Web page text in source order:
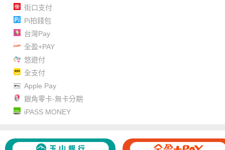
街口支付
Pi拍錢包
台灣Pay
全盈+PAY
悠遊付
全支付
Apple Pay
銀角零卡-無卡分期
iPASS MONEY